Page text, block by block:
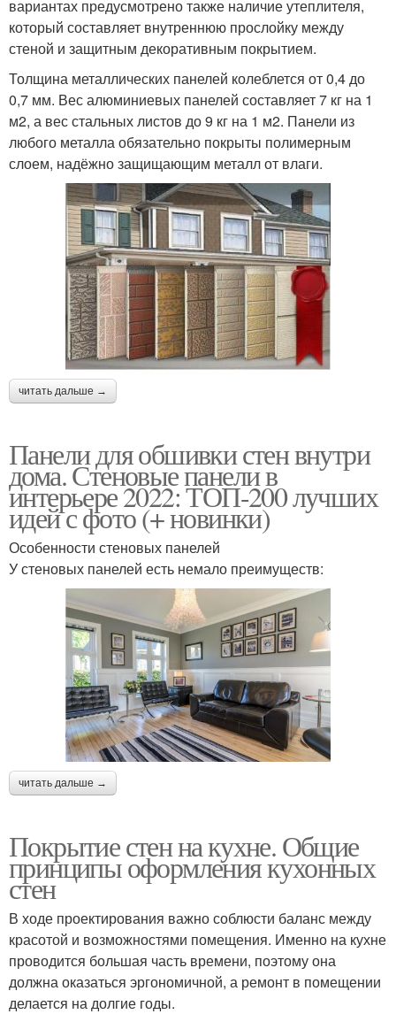
вариантах предусмотрено также наличие утеплителя,
который составляет внутреннюю прослойку между
стеной и защитным декоративным покрытием.
Толщина металлических панелей колеблется от 0,4 до
0,7 мм. Вес алюминиевых панелей составляет 7 кг на 1
м2, а вес стальных листов до 9 кг на 1 м2. Панели из
любого металла обязательно покрыты полимерным
слоем, надёжно защищающим металл от влаги.
читать дальше →
Панели для обшивки стен внутри
дома. Стеновые панели в
интерьере 2022: ТОП-200 лучших
идей с фото (+ новинки)
Особенности стеновых панелей
У стеновых панелей есть немало преимуществ:
читать дальше →
Покрытие стен на кухне. Общие
принципы оформления кухонных
стен
В ходе проектирования важно соблюсти баланс между
красотой и возможностями помещения. Именно на кухне
проводится большая часть времени, поэтому она
должна оказаться эргономичной, а ремонт в помещении
делается на долгие годы.